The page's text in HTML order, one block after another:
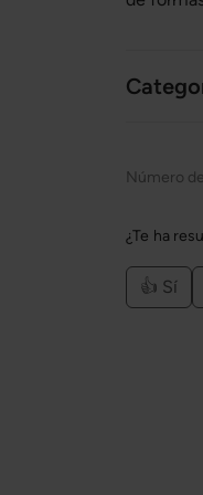
Número
¿Te ha
👍 Sí